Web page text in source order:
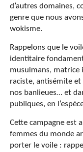
d’autres domaines,
genre que nous
wokisme.
Rappelons que le
identitaire
musulmans, matrice
raciste, antisémite
nos banlieues… et
publiques, en
Cette campagne est
femmes du monde
porter le voile :